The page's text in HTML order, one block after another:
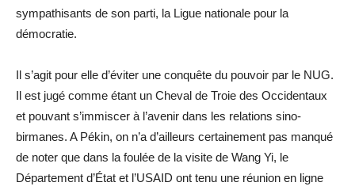
sympathisants de son parti, la Ligue nationale pour la
démocratie.
Il s’agit pour elle d’éviter une conquête du pouvoir par le NUG.
Il est jugé comme étant un Cheval de Troie des Occidentaux
et pouvant s’immiscer à l’avenir dans les relations sino-
birmanes. A Pékin, on n’a d’ailleurs certainement pas manqué
de noter que dans la foulée de la visite de Wang Yi, le
Département d’État et l’USAID ont tenu une réunion en ligne